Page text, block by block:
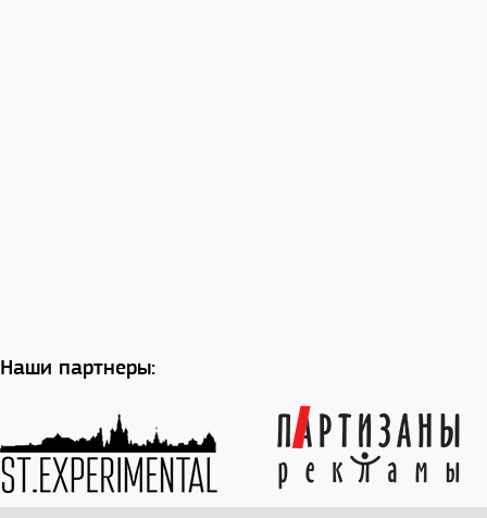
Наши партнеры: